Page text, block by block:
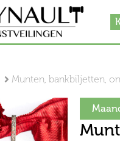
Munten, bankbiljetten,